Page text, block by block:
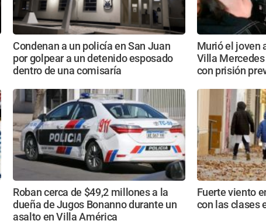
Condenan a un policía en San Juan
por golpear a un detenido esposado
dentro de una comisaría
Murió el joven
Villa
con prisión
Roban cerca de $49,2 millones a la
dueña de Jugos Bonanno durante un
asalto en Villa América
Fuerte viento
con las clases